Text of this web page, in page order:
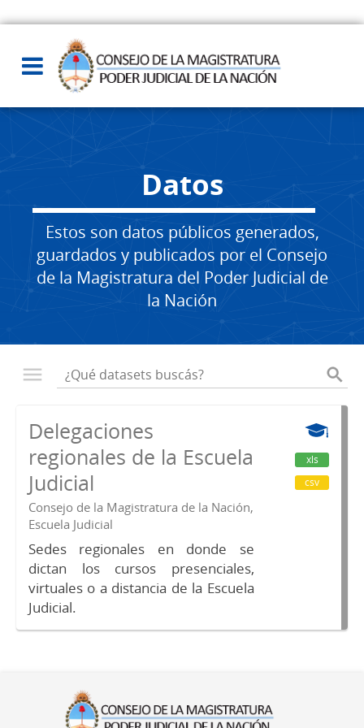
Datos
Estos son datos públicos generados,
guardados y publicados por el Consejo
de la Magistratura del Poder Judicial de
la Nación
Delegaciones
regionales de la Escuela
Judicial
Consejo de la Magistratura de la Nación,
Escuela Judicial
Sedes regionales en donde se
dictan los cursos presenciales,
virtuales o a distancia de la Escuela
Judicial.
xls
csv